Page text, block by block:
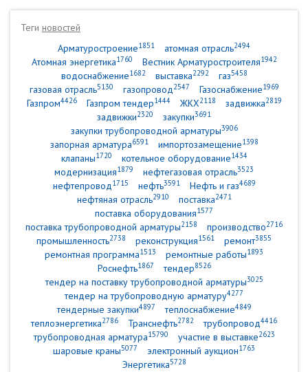
Теги новостей
Арматуростроение1851 атомная отрасль2494
Атомная энергетика1760 Вестник Арматуростроителя1942
водоснабжение1682 выставка2292 газ5458
газовая отрасль5130 газопровод2547 Газоснабжение1969
Газпром4426 Газпром тендер1444 ЖКХ2118 задвижка2819
задвижки2320 закупки3691
закупки трубопроводной арматуры3906
запорная арматура6591 импортозамещение1398
клапаны1720 котельное оборудование1434
модернизация1879 нефтегазовая отрасль3523
нефтепровод1715 нефть3591 Нефть и газ4689
нефтяная отрасль2910 поставка2471
поставка оборудования1577
поставка трубопроводной арматуры2158 производство2716
промышленность2738 реконструкция1561 ремонт3855
ремонтная программа1513 ремонтные работы1893
Роснефть1867 тендер8526
тендер на поставку трубопроводной арматуры3025
тендер на трубопроводную арматуру4277
тендерные закупки4897 теплоснабжение4849
теплоэнергетика2786 Транснефть2782 трубопровод4416
трубопроводная арматура15790 участие в выставке2623
шаровые краны5077 электронный аукцион1763
Энергетика5728